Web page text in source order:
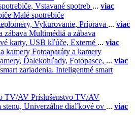
Vstavané spotreb ... viac
Malé spotrebiče
Vykurovanie, Príprava ... viac
Multimédiá a zábava
karty, USB kľúče, Externé ... viac
Fotoaparáty a kamery
Ďalekohľady, Fotopasce, ... viac
Inteligentné smart
Príslušenstvo TV/AV
Univerzálne diaľkové ov ... viac